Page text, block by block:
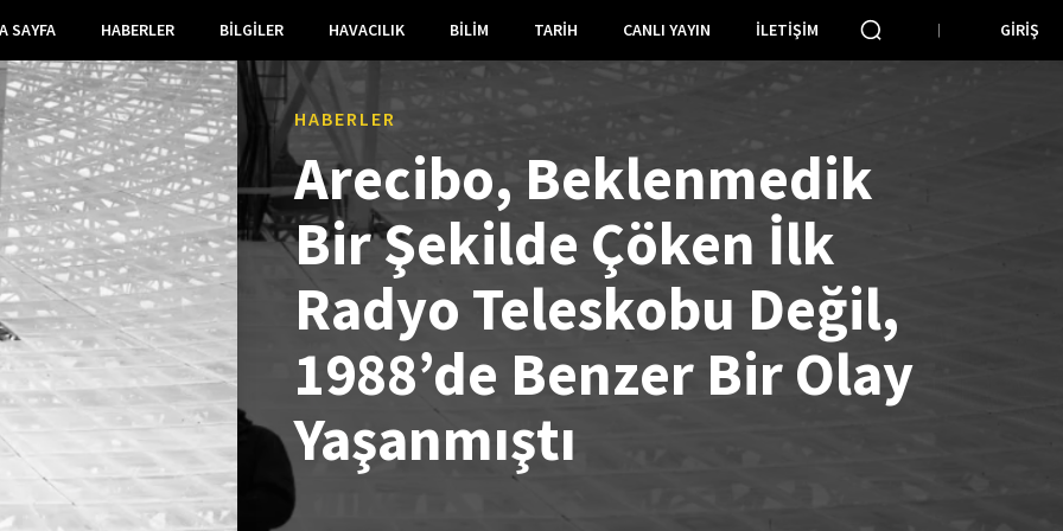
SAYFA HABERLER BILGILER HAVACILIK BILIM TARIH CANLI YAYIN İLETIŞIM GIRIŞ
HABERLER
Arecibo, Beklenmedik
Bir Şekilde Çöken İlk
Radyo Teleskobu Değil,
1988’de Benzer Bir Olay
Yaşanmıştı